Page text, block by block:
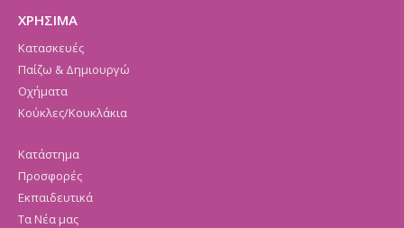
ΧΡΗΣΙΜΑ
Κατασκευές
Παίζω & Δημιουργώ
Οχήματα
Κούκλες/Κουκλάκια
Κατάστημα
Προσφορές
Εκπαιδευτικά
Τα Νέα μας